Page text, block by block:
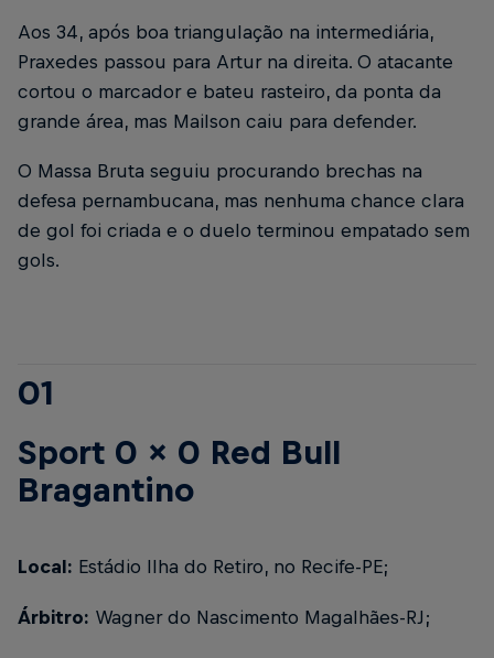
Aos 34, após boa triangulação na intermediária,
Praxedes passou para Artur na direita. O atacante
cortou o marcador e bateu rasteiro, da ponta da
grande área, mas Mailson caiu para defender.
O Massa Bruta seguiu procurando brechas na
defesa pernambucana, mas nenhuma chance clara
de gol foi criada e o duelo terminou empatado sem
gols.
01
Sport 0 x 0 Red Bull
Bragantino
Local: Estádio Ilha do Retiro, no Recife-PE;
Árbitro: Wagner do Nascimento Magalhães-RJ;